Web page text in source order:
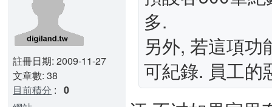
註冊日期: 2009-11-27
文章數: 38
目前積分 : 0
多.
另外, 若這項
可紀錄. 員工的